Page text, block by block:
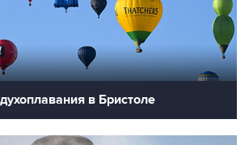
в Бристоле